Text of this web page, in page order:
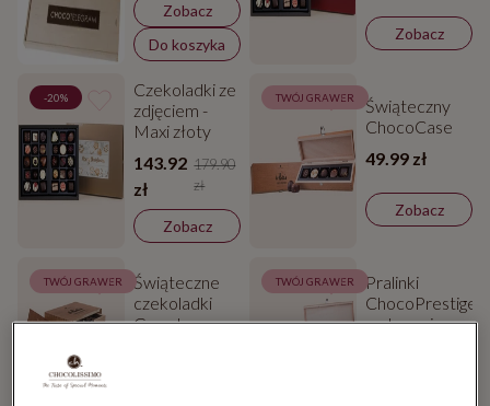
Zobacz
Do koszyka
Zobacz
-20%
Czekoladki ze
zdjęciem -
Maxi złoty
143.92
zł
179.90
zł
Zobacz
TWÓJ GRAWER
Świąteczny
ChocoCase
49.99 zł
Zobacz
TWÓJ GRAWER
Świąteczne
czekoladki
Grande
TWÓJ GRAWER
Pralinki
ChocoPrestige
w drewnianej